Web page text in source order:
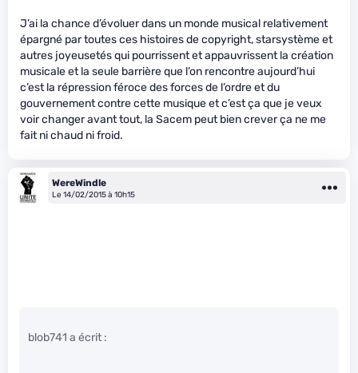
J’ai la chance d’évoluer dans un monde musical relativement
épargné par toutes ces histoires de copyright, starsystème et
autres joyeusetés qui pourrissent et appauvrissent la création
musicale et la seule barrière que l’on rencontre aujourd’hui
c’est la répression féroce des forces de l’ordre et du
gouvernement contre cette musique et c’est ça que je veux
voir changer avant tout, la Sacem peut bien crever ça ne me
fait ni chaud ni froid.
WereWindle
Le 14/02/2015 à 10h15
blob741 a écrit :